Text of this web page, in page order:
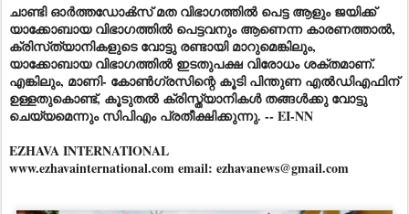
ചാണ്ടി ഓർത്തഡോൿസ് മത വിഭാഗത്തിൽ പെട്ട ആളും ജയിക്ക്
യാക്കോബായ വിഭാഗത്തിൽ പെട്ടവനും ആണെന്ന കാരണത്താൽ,
ക്രിസ്‌ത്യാനികളുടെ വോട്ടു രണ്ടായി മാറുമെങ്കിലും,
യാക്കോബായ വിഭാഗത്തിൽ ഇടതുപക്ഷ വിരോധം ശക്തമാണ്.
എങ്കിലും, മാണി- കോൺഗ്രസിന്റെ കൂടി പിന്തുണ എൽഡിഎഫിന്
ഉള്ളതുകൊണ്ട്, കൂടുതൽ ക്രിസ്ത്യാനികൾ തങ്ങൾക്കു വോട്ടു
ചെയ്യമെന്നും സിപിഎം പ്രതീക്ഷിക്കുന്നു. -- EI-NN
EZHAVA INTERNATIONAL
www.ezhavainternational.com email: ezhavanews@gmail.com